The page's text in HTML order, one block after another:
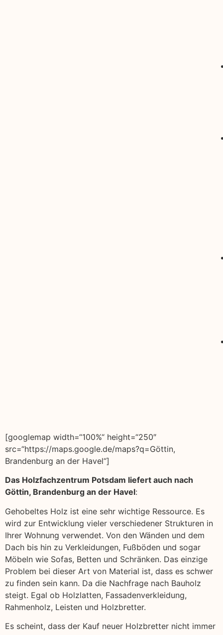
[googlemap width=“100%“ height=“250″
src=“https://maps.google.de/maps?q=Göttin,
Brandenburg an der Havel“]
Das Holzfachzentrum Potsdam liefert auch nach
Göttin, Brandenburg an der Havel:
Gehobeltes Holz ist eine sehr wichtige Ressource. Es
wird zur Entwicklung vieler verschiedener Strukturen in
Ihrer Wohnung verwendet. Von den Wänden und dem
Dach bis hin zu Verkleidungen, Fußböden und sogar
Möbeln wie Sofas, Betten und Schränken. Das einzige
Problem bei dieser Art von Material ist, dass es schwer
zu finden sein kann. Da die Nachfrage nach Bauholz
steigt. Egal ob Holzlatten, Fassadenverkleidung,
Rahmenholz, Leisten und Holzbretter.
Es scheint, dass der Kauf neuer Holzbretter nicht immer